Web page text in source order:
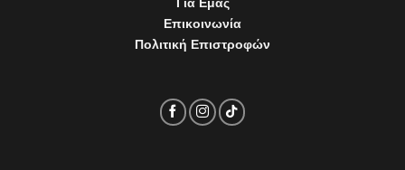
Επικοινωνία
Πολιτική Επιστροφών